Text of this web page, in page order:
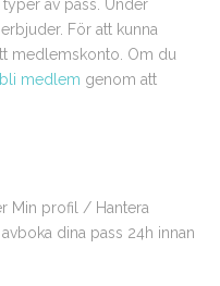
typer av pass. Under
För att kunna
medlemskonto. Om du
bli medlem genom att
Min profil / Hantera
dina pass 24h innan